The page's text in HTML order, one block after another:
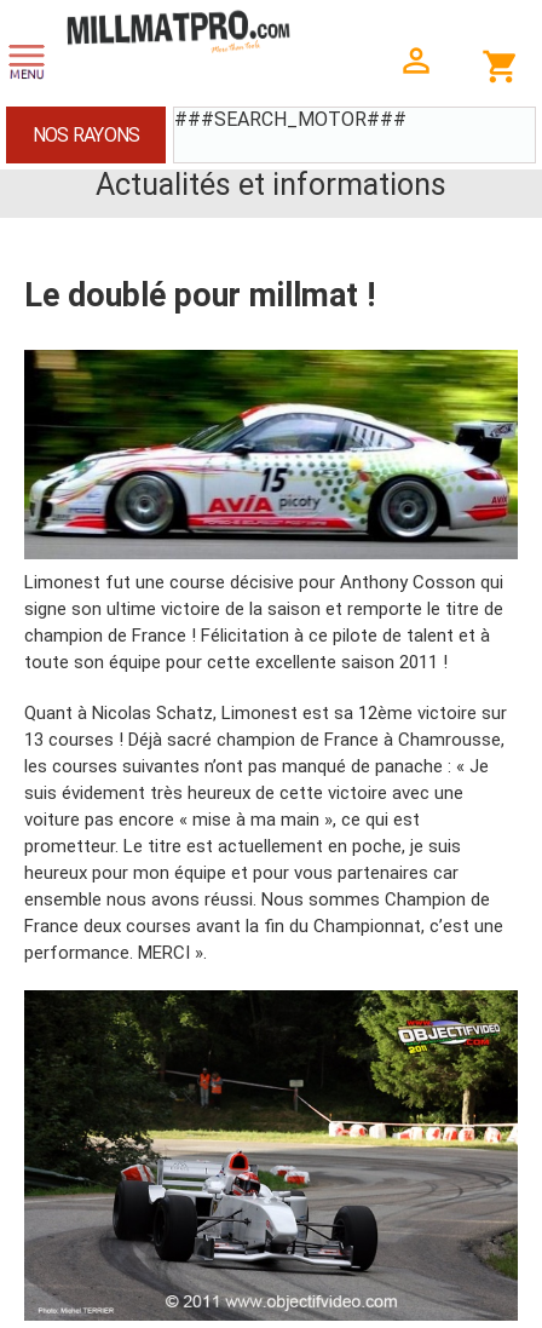
###SEARCH_MOTOR###
NOS RAYONS
Actualités et informations
Le doublé pour millmat !
Limonest fut une course décisive pour Anthony Cosson qui
signe son ultime victoire de la saison et remporte le titre de
champion de France ! Félicitation à ce pilote de talent et à
toute son équipe pour cette excellente saison 2011 !
Quant à Nicolas Schatz, Limonest est sa 12ème victoire sur
13 courses ! Déjà sacré champion de France à Chamrousse,
les courses suivantes n’ont pas manqué de panache : « Je
suis évidement très heureux de cette victoire avec une
voiture pas encore « mise à ma main », ce qui est
prometteur. Le titre est actuellement en poche, je suis
heureux pour mon équipe et pour vous partenaires car
ensemble nous avons réussi. Nous sommes Champion de
France deux courses avant la fin du Championnat, c’est une
performance. MERCI ».